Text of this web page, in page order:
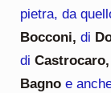
pietra, da
Bocconi, di
di Castrocaro,
Bagnoe